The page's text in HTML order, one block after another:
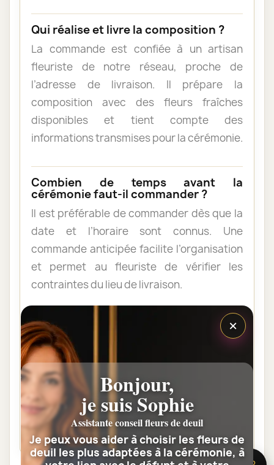
Qui réalise et livre la composition ?
La commande est confiée à un artisan
fleuriste de notre réseau, proche de
l’adresse de livraison. Il prépare la
composition avec des fleurs fraîches
disponibles et tient compte des
informations transmises pour la cérémonie.
Combien de temps avant la
cérémonie faut-il commander ?
Il est préférable de commander dès que la
date et l’horaire sont connus. Une
commande anticipée facilite l’organisation
et permet au fleuriste de vérifier les
contraintes du lieu de livraison.
Les fleurs peuvent-elles être livrées
au domicile de la famille ?
Oui. Une composition de condoléances
peut être livrée au domicile avant ou après
la cérémonie. Vérifiez simplement que
quelqu’un pourra réceptionner les fleurs.
×
Bonjour,
je suis Sophie
Assistante conseil fleurs de deuil
Je peux vous aider à choisir les fleurs de
deuil les plus adaptées à la cérémonie, à